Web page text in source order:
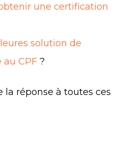
une certification
solution de
CPF ?
la réponse à toutes ces